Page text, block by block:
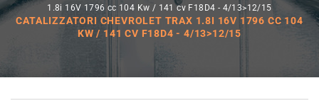
1.8i 16V 1796 cc 104 Kw / 141 cv F18D4 - 4/13>12/15
CATALIZZATORI CHEVROLET TRAX 1.8I 16V 1796 CC 104
KW / 141 CV F18D4 - 4/13>12/15